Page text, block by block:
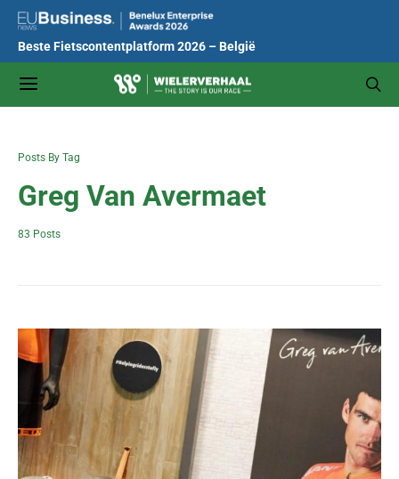
Beste Fietscontentplatform 2026 – België
Posts By Tag
Greg Van Avermaet
83 Posts